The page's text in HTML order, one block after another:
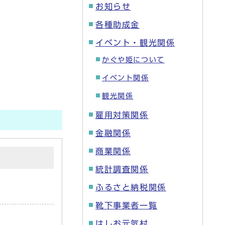
お知らせ
各種助成金
イベント・観光関係
かぐや姫について
イベント関係
観光関係
雇用対策関係
金融関係
商業関係
統計調査関係
ふるさと納税関係
靴下事業者一覧